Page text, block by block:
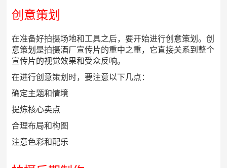
创意策划
在准备好拍摄场地和工具之后，要开始进行创意策划。创
意策划是拍摄酒厂宣传片的重中之重，它直接关系到整个
宣传片的视觉效果和受众反响。
在进行创意策划时，要注意以下几点：
确定主题和情境
提炼核心卖点
合理布局和构图
注意色彩和配乐